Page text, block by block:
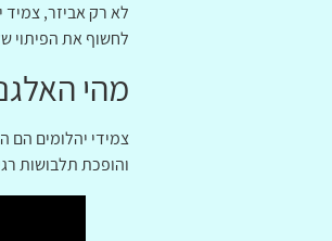
לא רק אביזר, צמיד
לחשוף את הפיתוי
מהי
צמידי יהלומים הם
והופכת תלבושות